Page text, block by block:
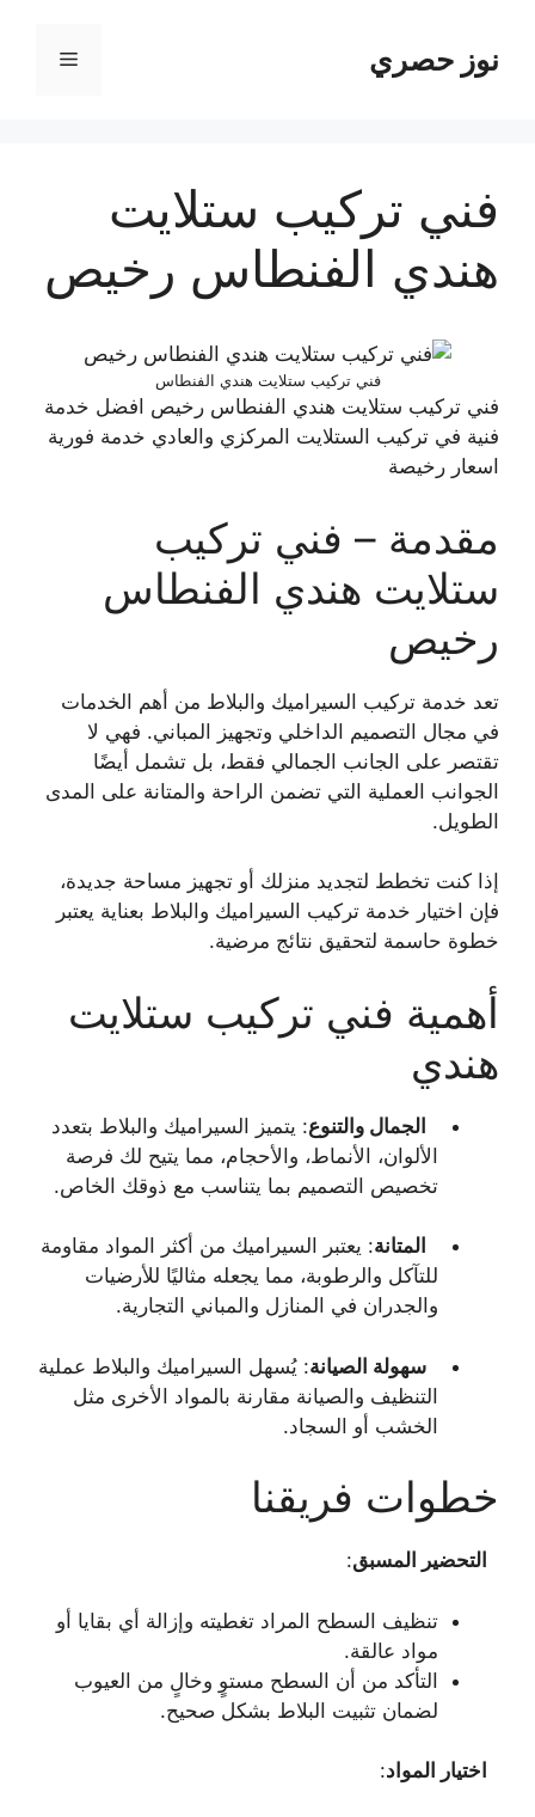
المحتوىنوز حصري القائمة
فني تركيب ستلايت
هندي الفنطاس رخيص
فني تركيب ستلايت هندي الفنطاس
فني تركيب ستلايت هندي الفنطاس رخيص افضل خدمة
فنية في تركيب الستلايت المركزي والعادي خدمة فورية
اسعار رخيصة
مقدمة – فني تركيب
ستلايت هندي الفنطاس
رخيص
تعد خدمة تركيب السيراميك والبلاط من أهم الخدمات
في مجال التصميم الداخلي وتجهيز المباني. فهي لا
تقتصر على الجانب الجمالي فقط، بل تشمل أيضًا
الجوانب العملية التي تضمن الراحة والمتانة على المدى
الطويل.
إذا كنت تخطط لتجديد منزلك أو تجهيز مساحة جديدة،
فإن اختيار خدمة تركيب السيراميك والبلاط بعناية يعتبر
خطوة حاسمة لتحقيق نتائج مرضية.
أهمية فني تركيب ستلايت
هندي
الجمال والتنوع: يتميز السيراميك والبلاط بتعدد
الألوان، الأنماط، والأحجام، مما يتيح لك فرصة
تخصيص التصميم بما يتناسب مع ذوقك الخاص.
المتانة: يعتبر السيراميك من أكثر المواد مقاومة
للتآكل والرطوبة، مما يجعله مثاليًا للأرضيات
والجدران في المنازل والمباني التجارية.
سهولة الصيانة: يُسهل السيراميك والبلاط عملية
التنظيف والصيانة مقارنة بالمواد الأخرى مثل
الخشب أو السجاد.
خطوات فريقنا
التحضير المسبق:
تنظيف السطح المراد تغطيته وإزالة أي بقايا أو
مواد عالقة.
التأكد من أن السطح مستوٍ وخالٍ من العيوب
لضمان تثبيت البلاط بشكل صحيح.
اختيار المواد: